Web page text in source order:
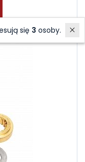
się 3 osoby.